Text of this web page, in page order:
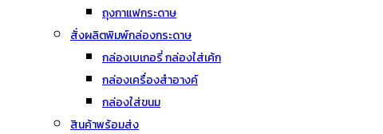
ถุงกาแฟกระดาษ
สั่งผลิตพิมพ์กล่องกระดาษ
กล่องเบเกอรี่ กล่องใส่เค้ก
กล่องเครื่องสำอางค์
กล่องใส่ขนม
สินค้าพร้อมส่ง